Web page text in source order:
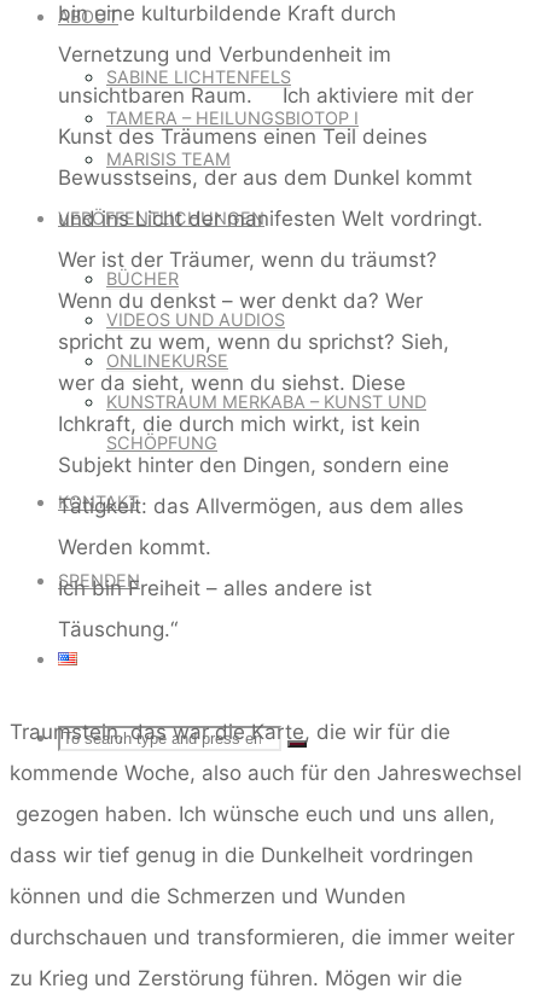
ABOUT
SABINE LICHTENFELS
TAMERA – HEILUNGSBIOTOP I
MARISIS TEAM
VERÖFFENTLICHUNGEN
BÜCHER
VIDEOS UND AUDIOS
ONLINEKURSE
KUNSTRAUM MERKABA – KUNST UND
SCHÖPFUNG
KONTAKT
SPENDEN
SEARCH
Search
for:
Search
bin eine kulturbildende Kraft durch
Vernetzung und Verbundenheit im
unsichtbaren Raum. Ich aktiviere mit der
Kunst des Träumens einen Teil deines
Bewusstseins, der aus dem Dunkel kommt
und ins Licht der manifesten Welt vordringt.
Wer ist der Träumer, wenn du träumst?
Wenn du denkst – wer denkt da? Wer
spricht zu wem, wenn du sprichst? Sieh,
wer da sieht, wenn du siehst. Diese
Ichkraft, die durch mich wirkt, ist kein
Subjekt hinter den Dingen, sondern eine
Tätigkeit: das Allvermögen, aus dem alles
Werden kommt.
Ich bin Freiheit – alles andere ist
Täuschung.“
Traumstein, das war die Karte, die wir für die
kommende Woche, also auch für den Jahreswechsel
gezogen haben. Ich wünsche euch und uns allen,
dass wir tief genug in die Dunkelheit vordringen
können und die Schmerzen und Wunden
durchschauen und transformieren, die immer weiter
zu Krieg und Zerstörung führen. Mögen wir die